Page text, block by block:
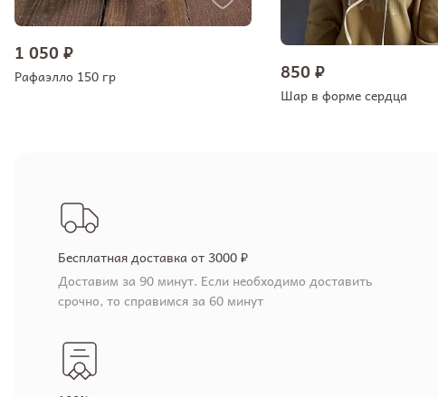
1 050 ₽
Рафаэлло 150 гр 850 ₽
Шар в форме сердца
Бесплатная доставка от 3000 ₽
Доставим за 90 минут. Если необходимо доставить
срочно, то справимся за 60 минут